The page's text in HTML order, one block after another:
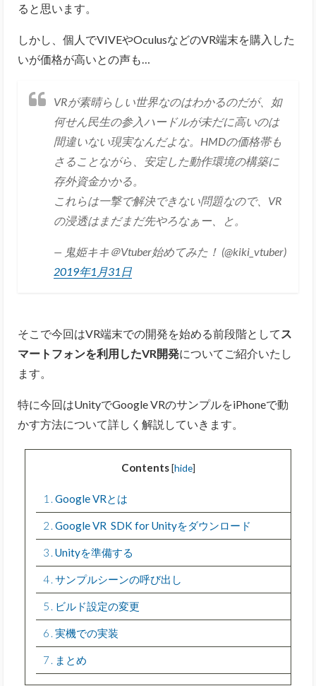
ると思います。
しかし、個人でVIVEやOculusなどのVR端末を購入した
いが価格が高いとの声も…
VRが素晴らしい世界なのはわかるのだが、如
何せん民生の参入ハードルが未だに高いのは
間違いない現実なんだよな。HMDの価格帯も
さることながら、安定した動作環境の構築に
存外資金かかる。
これらは一撃で解決できない問題なので、VR
の浸透はまだまだ先やろなぁー、と。
— 鬼姫キキ＠Vtuber始めてみた！ (@kiki_vtuber)
2019年1月31日
そこで今回はVR端末での開発を始める前段階として ス
マートフォンを利用したVR開発についてご紹介いたし
ます。
特に今回はUnityでGoogle VRのサンプルをiPhoneで動
かす方法について詳しく解説していきます。
Contents [hide]
1 Google VRとは
2 Google VR SDK for Unityをダウンロード
3 Unityを準備する
4 サンプルシーンの呼び出し
5 ビルド設定の変更
6 実機での実装
7 まとめ